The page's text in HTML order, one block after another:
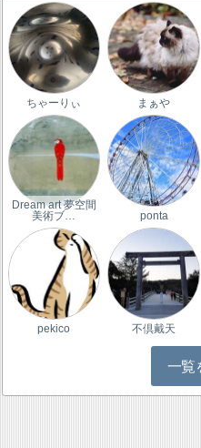
ちゃーりぃ まぁや
Dream art 夢空間
美術ブ…
ponta
pekico 不倶戴天
一覧